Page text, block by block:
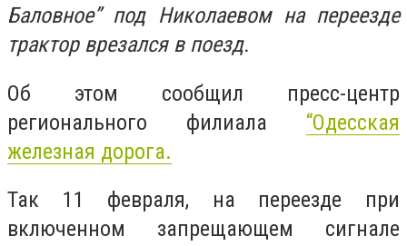
Баловное” под Николаевом на переезде
трактор врезался в поезд.
Об этом сообщил пресс-центр
регионального филиала “Одесская
железная дорога.
Так 11 февраля, на переезде при
включенном запрещающем сигнале